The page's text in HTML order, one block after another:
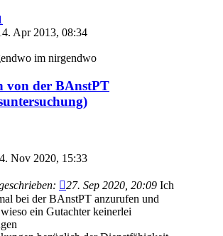
Apr 2013, 08:34
im nirgendwo
von der BAnstPT
Nov 2020, 15:33
27. Sep 2020, 20:09 Ich
bei der BAnstPT anzurufen und
ein Gutachter keinerlei